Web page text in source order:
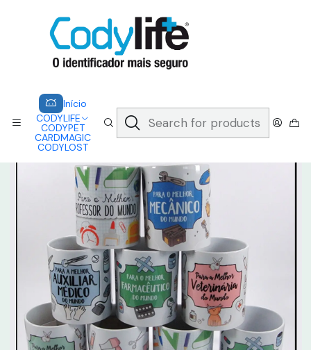
Início
CODYLIFE
CODYPET
CARDMAGIC
CODYLOST
A CODYLIFE PERMITE AOS SOCORRISTAS ACEDER
INSTANTANEAMENTE AOS SEUS DADOS ATRAVÉS DE UM QR CODE
Saber mais